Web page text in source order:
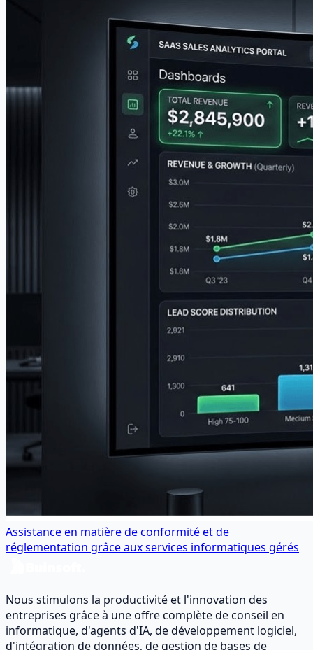
Assistance en matière de conformité et de
réglementation grâce aux services informatiques gérés
Nous stimulons la productivité et l'innovation des
entreprises grâce à une offre complète de conseil en
informatique, d'agents d'IA, de développement logiciel,
d'intégration de données, de gestion de bases de